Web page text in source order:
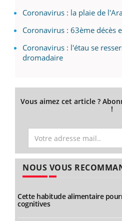
Coronavirus : la plaie de
Coronavirus : 63ème décès
Coronavirus : l'étau se
dromadaire
Vous aimez cet article ?
!
NOUS VOUS
Cette habitude alimentaire
cognitives